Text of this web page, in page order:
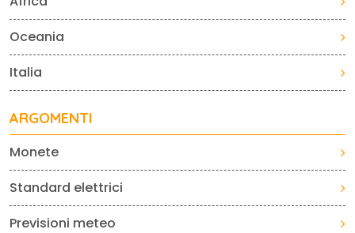
Oceania
Italia
ARGOMENTI
Monete
Standard elettrici
Previsioni meteo